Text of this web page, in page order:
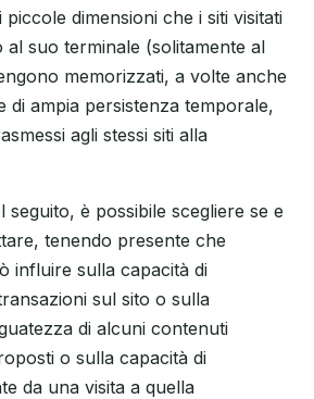
dimensioni che i siti visitati
al suo terminale (solitamente al
memorizzati, a volte anche
di ampia persistenza temporale,
agli stessi siti alla
seguito, è possibile scegliere se e
tenendo presente che
influire sulla capacità di
sul sito o sulla
di alcuni contenuti
o sulla capacità di
da una visita a quella